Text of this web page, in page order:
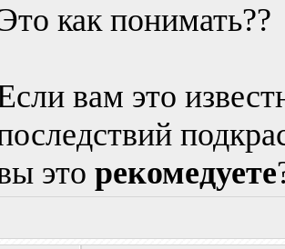
как понимать??
вам это
это рекомедуете